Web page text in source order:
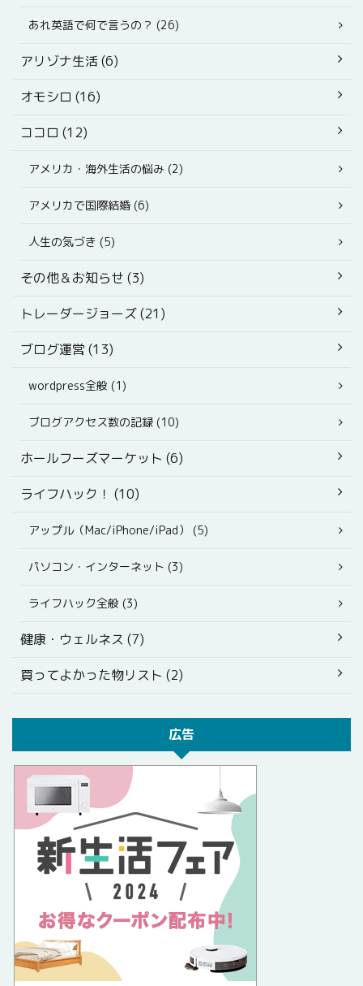
あれ英語で何で言うの？ (26)
アリゾナ生活 (6)
オモシロ (16)
ココロ (12)
アメリカ・海外生活の悩み (2)
アメリカで国際結婚 (6)
人生の気づき (5)
その他＆お知らせ (3)
トレーダージョーズ (21)
ブログ運営 (13)
wordpress全般 (1)
ブログアクセス数の記録 (10)
ホールフーズマーケット (6)
ライフハック！ (10)
アップル（Mac/iPhone/iPad） (5)
パソコン・インターネット (3)
ライフハック全般 (3)
健康・ウェルネス (7)
買ってよかった物リスト (2)
広告